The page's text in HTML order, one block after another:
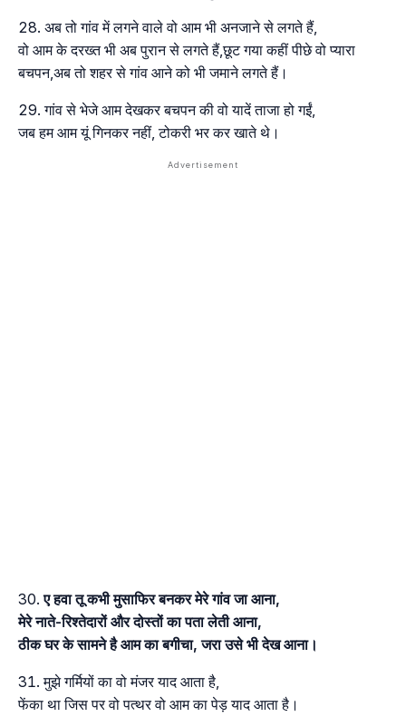
अब तो गांव में लगने वाले वो आम भी अनजाने से लगते हैं,
वो आम के दरख्त भी अब पुरान से लगते हैं,छूट गया कहीं पीछे वो प्यारा
बचपन,अब तो शहर से गांव आने को भी जमाने लगते हैं।
गांव से भेजे आम देखकर बचपन की वो यादें ताजा हो गईं,
जब हम आम यूं गिनकर नहीं, टोकरी भर कर खाते थे।
ए हवा तू कभी मुसाफिर बनकर मेरे गांव जा आना,
मेरे नाते-रिश्तेदारों और दोस्तों का पता लेती आना,
ठीक घर के सामने है आम का बगीचा, जरा उसे भी देख आना।
मुझे गर्मियों का वो मंजर याद आता है,
फेंका था जिस पर वो पत्थर वो आम का पेड़ याद आता है।